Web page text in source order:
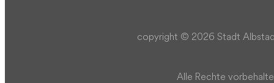
copyright © 2026 Stadt
Alle Rechte